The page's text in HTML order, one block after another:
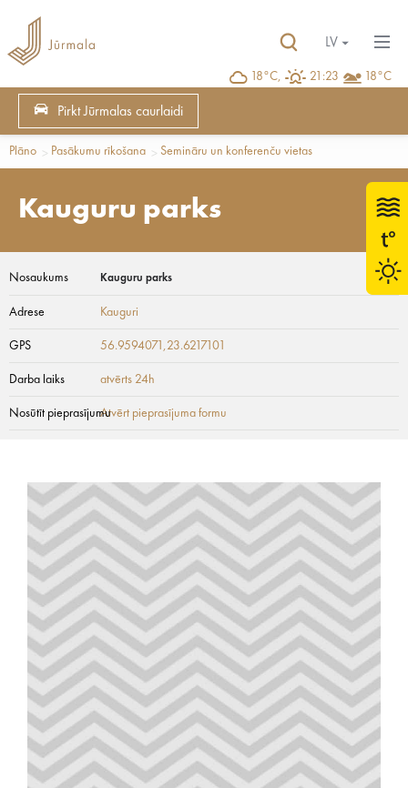
18°C, 21:23 18°C
LV
Pirkt Jūrmalas caurlaidi
Plāno Pasākumu rīkošana Semināru un konferenču vietas
Kauguru parks
Nosaukums Kauguru parks
Adrese Kauguri
GPS 56.9594071,23.6217101
Darba laiks atvērts 24h
Nosūtīt pieprasījumuAtvērt pieprasījuma formu